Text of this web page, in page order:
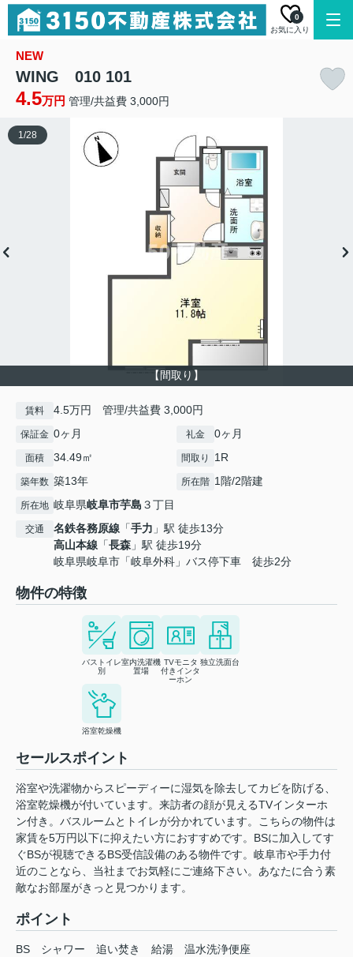
お気に入り
0
NEW
WING 010 101
4.5万円 管理/共益費 3,000円
【間取り】
1/28
賃料 4.5万円 管理/共益費 3,000円
保証金 0ヶ月 礼金 0ヶ月
面積 34.49㎡ 間取り 1R
築年数 築13年 所在階 1階/2階建
所在地 岐阜県岐阜市芋島 ３丁目
交通 名鉄各務原線 「手力 」駅 徒歩13分
高山本線 「長森 」駅 徒歩19分
岐阜県岐阜市「岐阜外科」バス停下車 徒歩2分
物件の特徴
バストイレ
別
室内洗濯機
置場
TVモニタ
付きインタ
ーホン
独立洗面台
浴室乾燥機
セールスポイント
浴室や洗濯物からスピーディーに湿気を除去してカビを防げる、
浴室乾燥機が付いています。来訪者の顔が見えるTVインターホ
ン付き。バスルームとトイレが分かれています。こちらの物件は
家賃を5万円以下に抑えたい方におすすめです。BSに加入してす
ぐBSが視聴できるBS受信設備のある物件です。岐阜市や手力付
近のことなら、当社までお気軽にご連絡下さい。あなたに合う素
敵なお部屋がきっと見つかります。
ポイント
BS シャワー 追い焚き 給湯 温水洗浄便座